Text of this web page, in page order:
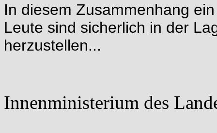
In diesem Zusammenhang
Leute sind sicherlich in der
herzustellen...
Innenministerium des